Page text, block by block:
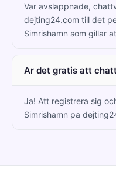
Var avslappnade,
dejting24.com till det
Simrishamn som gillar
Ar det gratis att
Ja! Att registrera sig
Simrishamn pa